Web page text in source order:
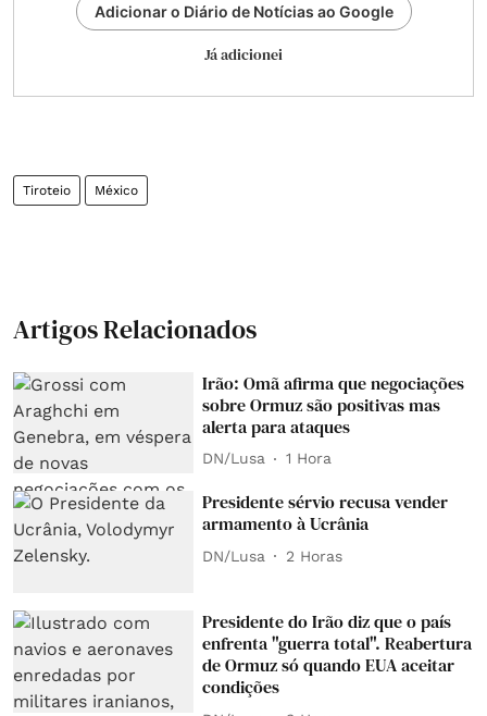
Adicionar o Diário de Notícias ao Google
Já adicionei
Tiroteio México
Artigos Relacionados
Irão: Omã afirma que negociações
sobre Ormuz são positivas mas
alerta para ataques
DN/Lusa 1 Hora
Presidente sérvio recusa vender
armamento à Ucrânia
DN/Lusa 2 Horas
Presidente do Irão diz que o país
enfrenta "guerra total". Reabertura
de Ormuz só quando EUA aceitar
condições